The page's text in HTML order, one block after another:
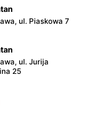
ul. Piaskowa 7
ul. Jurija
25
ul. Elbląska 37